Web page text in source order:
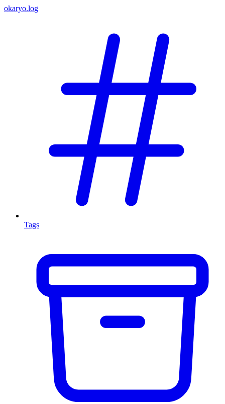
okaryo.log
Tags